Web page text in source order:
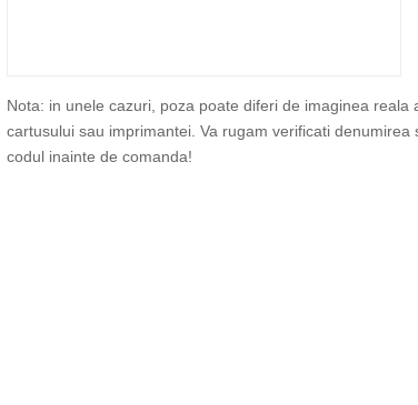
Nota: in unele cazuri, poza poate diferi de imaginea reala
cartusului sau imprimantei. Va rugam verificati denumirea
codul inainte de comanda!